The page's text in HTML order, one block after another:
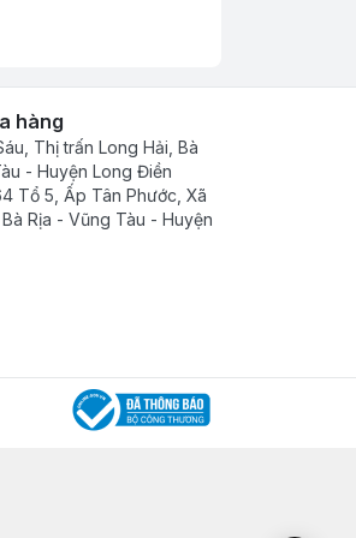
hàng
Thị trấn Long Hải, Bà
- Huyện Long Điền
Tổ 5, Ấp Tân Phước, Xã
Rịa - Vũng Tàu - Huyện